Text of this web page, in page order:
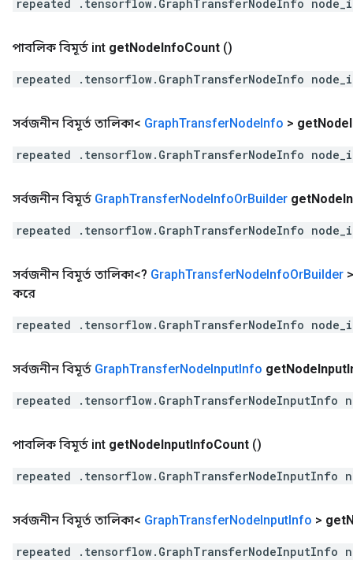
repeated .tensorflow.GraphTransferNodeInfo
পাবলিক বিমূর্ত int getNodeInfoCount ()
repeated .tensorflow.GraphTransferNodeInfo
সর্বজনীন বিমূর্ত তালিকা< GraphTransferNodeInfo > getNode
repeated .tensorflow.GraphTransferNodeInfo
সর্বজনীন বিমূর্ত GraphTransferNodeInfoOrBuilder getNode
repeated .tensorflow.GraphTransferNodeInfo
সর্বজনীন বিমূর্ত তালিকা<? GraphTransferNodeInfoOrBuilder >
করে
repeated .tensorflow.GraphTransferNodeInfo
সর্বজনীন বিমূর্ত GraphTransferNodeInputInfo getNodeInput
repeated .tensorflow.GraphTransferNodeInputInfo
পাবলিক বিমূর্ত int getNodeInputInfoCount ()
repeated .tensorflow.GraphTransferNodeInputInfo
সর্বজনীন বিমূর্ত তালিকা< GraphTransferNodeInputInfo > get
repeated .tensorflow.GraphTransferNodeInputInfo